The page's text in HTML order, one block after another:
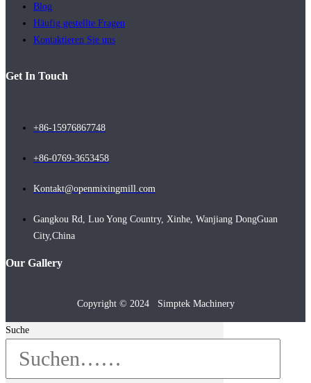
Blog
Häufig gestellte Fragen
Kontaktieren Sie uns
Get In Touch
+86-15976867748
+86-0769-3653458
Kontakt@openmixingmill.com
Gangkou Rd, Luo Yong Country, Xinhe, Wanjiang DongGuan
City,China
Our Gallery
Copyright © 2024 Simptek Machinery
Suche